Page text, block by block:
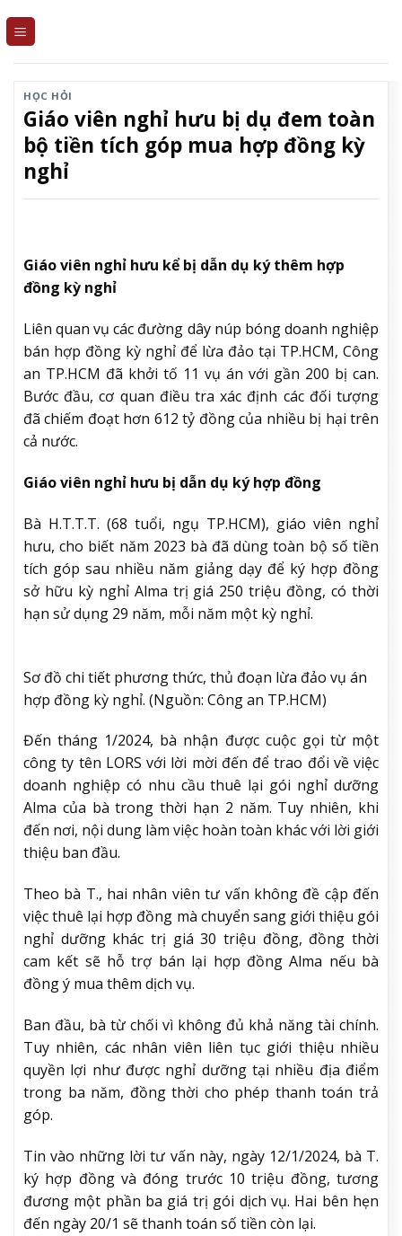
HỌC HỎI
Giáo viên nghỉ hưu bị dụ đem toàn
bộ tiền tích góp mua hợp đồng kỳ
nghỉ
Giáo viên nghỉ hưu kể bị dẫn dụ ký thêm hợp
đồng kỳ nghỉ
Liên quan vụ các đường dây núp bóng doanh nghiệp
bán hợp đồng kỳ nghỉ để lừa đảo tại TP.HCM, Công
an TP.HCM đã khởi tố 11 vụ án với gần 200 bị can.
Bước đầu, cơ quan điều tra xác định các đối tượng
đã chiếm đoạt hơn 612 tỷ đồng của nhiều bị hại trên
cả nước.
Giáo viên nghỉ hưu bị dẫn dụ ký hợp đồng
Bà H.T.T.T. (68 tuổi, ngụ TP.HCM), giáo viên nghỉ
hưu, cho biết năm 2023 bà đã dùng toàn bộ số tiền
tích góp sau nhiều năm giảng dạy để ký hợp đồng
sở hữu kỳ nghỉ Alma trị giá 250 triệu đồng, có thời
hạn sử dụng 29 năm, mỗi năm một kỳ nghỉ.
Sơ đồ chi tiết phương thức, thủ đoạn lừa đảo vụ án
hợp đồng kỳ nghỉ. (Nguồn: Công an TP.HCM)
Đến tháng 1/2024, bà nhận được cuộc gọi từ một
công ty tên LORS với lời mời đến để trao đổi về việc
doanh nghiệp có nhu cầu thuê lại gói nghỉ dưỡng
Alma của bà trong thời hạn 2 năm. Tuy nhiên, khi
đến nơi, nội dung làm việc hoàn toàn khác với lời giới
thiệu ban đầu.
Theo bà T., hai nhân viên tư vấn không đề cập đến
việc thuê lại hợp đồng mà chuyển sang giới thiệu gói
nghỉ dưỡng khác trị giá 30 triệu đồng, đồng thời
cam kết sẽ hỗ trợ bán lại hợp đồng Alma nếu bà
đồng ý mua thêm dịch vụ.
Ban đầu, bà từ chối vì không đủ khả năng tài chính.
Tuy nhiên, các nhân viên liên tục giới thiệu nhiều
quyền lợi như được nghỉ dưỡng tại nhiều địa điểm
trong ba năm, đồng thời cho phép thanh toán trả
góp.
Tin vào những lời tư vấn này, ngày 12/1/2024, bà T.
ký hợp đồng và đóng trước 10 triệu đồng, tương
đương một phần ba giá trị gói dịch vụ. Hai bên hẹn
đến ngày 20/1 sẽ thanh toán số tiền còn lại.